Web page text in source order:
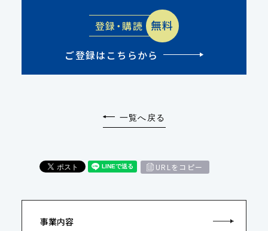
登録・購読 無料
ご登録はこちらから
一覧へ戻る
URLをコピー
事業内容